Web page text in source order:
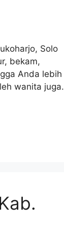
Solo
bekam,
Anda lebih
wanita juga.